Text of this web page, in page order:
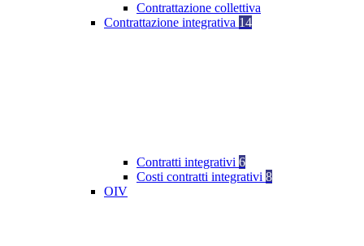
Contrattazione collettiva
Contrattazione integrativa 14
Contratti integrativi 6
Costi contratti integrativi 8
OIV